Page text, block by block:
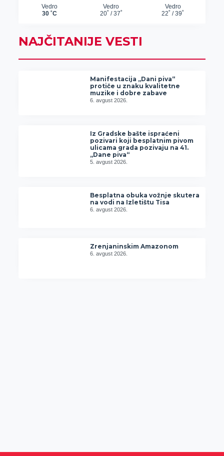
NAJČITANIJE VESTI
Manifestacija „Dani piva“
protiče u znaku kvalitetne
muzike i dobre zabave
6. avgust 2026.
Iz Gradske bašte ispraćeni
pozivari koji besplatnim pivom
ulicama grada pozivaju na 41.
„Dane piva“
5. avgust 2026.
Besplatna obuka vožnje skutera
na vodi na Izletištu Tisa
6. avgust 2026.
Zrenjaninskim Amazonom
6. avgust 2026.